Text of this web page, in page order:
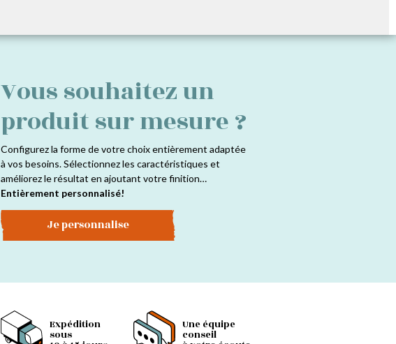
Vous souhaitez un
produit sur mesure ?
Configurez la forme de votre choix entièrement adaptée
à vos besoins. Sélectionnez les caractéristiques et
améliorez le résultat en ajoutant votre finition…
Entièrement personnalisé!
Je personnalise
Expédition
sous
Une équipe
conseil